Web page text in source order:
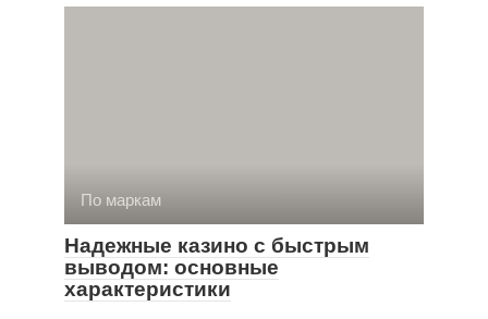
По маркам
Надежные казино с быстрым
выводом: основные
характеристики